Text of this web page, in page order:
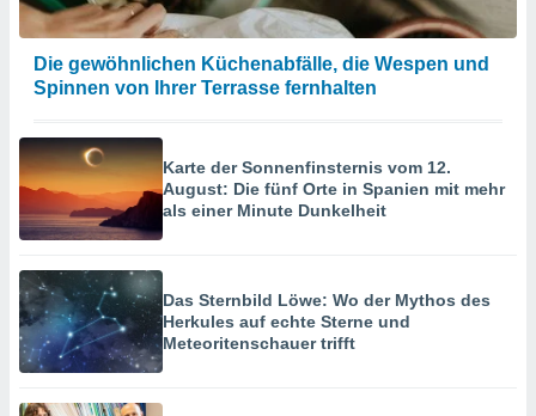
Die gewöhnlichen Küchenabfälle, die Wespen und
Spinnen von Ihrer Terrasse fernhalten
Karte der Sonnenfinsternis vom 12.
August: Die fünf Orte in Spanien mit mehr
als einer Minute Dunkelheit
Das Sternbild Löwe: Wo der Mythos des
Herkules auf echte Sterne und
Meteoritenschauer trifft